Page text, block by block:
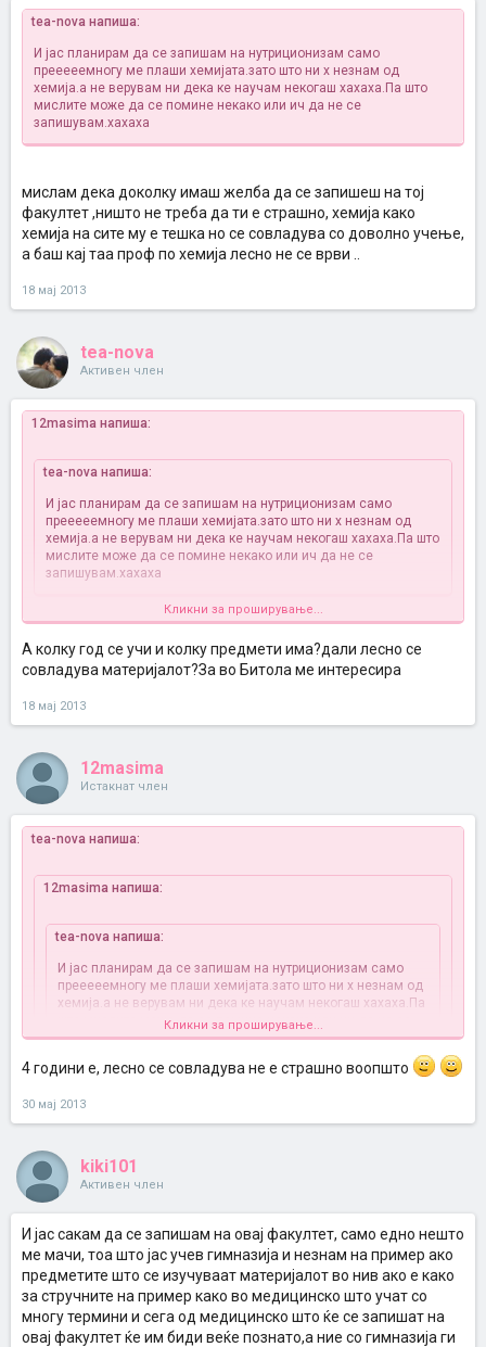
tea-nova напиша:
И јас планирам да се запишам на нутриционизам само
прееееемногу ме плаши хемијата.зато што ни х незнам од
хемија.а не верувам ни дека ке научам некогаш хахаха.Па што
мислите може да се помине некако или ич да не се
запишувам.хахаха
мислам дека доколку имаш желба да се запишеш на тој
факултет ,ништо не треба да ти е страшно, хемија како
хемија на сите му е тешка но се совладува со доволно учење,
а баш кај таа проф по хемија лесно не се врви ..
18 мај 2013
tea-nova
Активен член
12masima напиша:
tea-nova напиша:
И јас планирам да се запишам на нутриционизам само
прееееемногу ме плаши хемијата.зато што ни х незнам од
хемија.а не верувам ни дека ке научам некогаш хахаха.Па што
мислите може да се помине некако или ич да не се
запишувам.хахаха
,ништо не треба да ти е страшно, хемија како хемија на сите му е
тешка но се совладува со доволно учење, а баш кај таа проф по
Кликни за проширување...
А колку год се учи и колку предмети има?дали лесно се
совладува материјалот?За во Битола ме интересира
18 мај 2013
12masima
Истакнат член
tea-nova напиша:
12masima напиша:
tea-nova напиша:
И јас планирам да се запишам на нутриционизам само
прееееемногу ме плаши хемијата.зато што ни х незнам од
хемија.а не верувам ни дека ке научам некогаш хахаха.Па
што мислите може да се помине некако или ич да не се
запишувам.хахаха
мислам дека доколку имаш желба да се запишеш на тој
кај таа проф по хемија лесно не се врви ..
Кликни за проширување...
А колку год се учи и колку предмети има?дали лесно се
совладува материјалот?За во Битола ме интересира
Кликни за проширување...
4 години е, лесно се совладува не е страшно воопшто
30 мај 2013
kiki101
Активен член
И јас сакам да се запишам на овај факултет, само едно нешто
ме мачи, тоа што јас учев гимназија и незнам на пример ако
предметите што се изучуваат материјалот во нив ако е како
за стручните на пример како во медицинско што учат со
многу термини и сега од медицинско што ќе се запишат на
овај факултет ќе им биди веќе познато,а ние со гимназија ги